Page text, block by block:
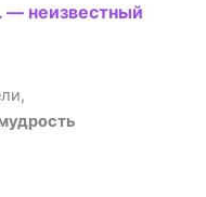
— неизвестный